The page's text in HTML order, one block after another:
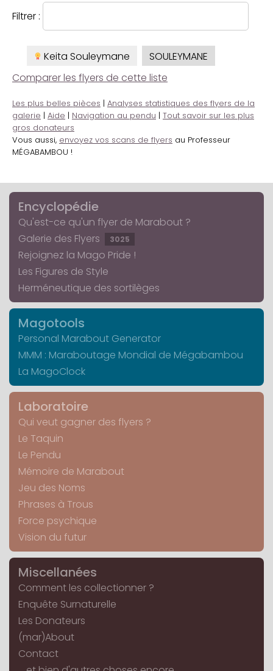
Filtrer :
Keita Souleymane
SOULEYMANE
Comparer les flyers de cette liste
Les plus belles pièces | Analyses statistiques des flyers de la
galerie | Aide | Navigation au pendu | Tout savoir sur les plus
gros donateurs
Vous aussi, envoyez vos scans de flyers au Professeur
MÉGABAMBOU !
Encyclopédie
Qu'est-ce qu'un flyer de Marabout ?
Galerie des Flyers
3025
Rejoignez la Mago Pride !
Les Figures de Style
Herméneutique des sortilèges
Magotools
Personal Marabout Generator
MMM : Maraboutage Mondial de Mégabambou
La MagoClock
Laboratoire
Qui veut gagner des flyers ?
Le Taquin
Le Pendu
Mémoire de Marabout
Jeu des Noms
Phrases à Trous
Force psychique
Vision du futur
Miscellanées
Comment les collectionner ?
Enquête Surnaturelle
Les Donateurs
(mar)About
Contact